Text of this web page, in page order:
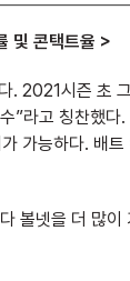
및 콘택트율 >
. 2021시즌 초
”라고 칭찬했
가능하다. 배
볼넷을 더 많